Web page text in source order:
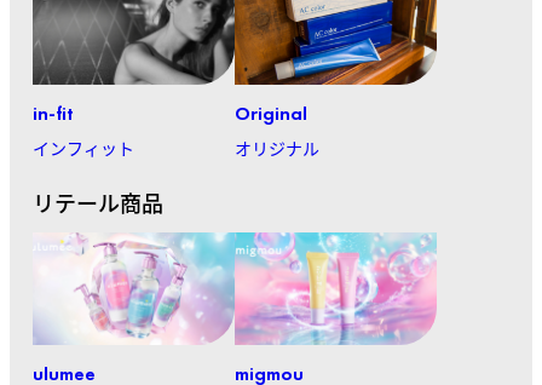
in-fit
インフィット
Original
オリジナル
リテール商品
ulumee migmou